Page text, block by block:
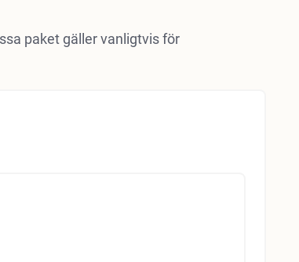
paket gäller vanligtvis för